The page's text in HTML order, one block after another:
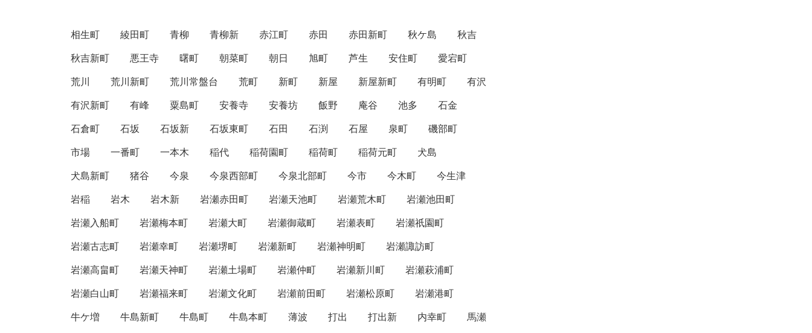
相生町 綾田町 青柳 青柳新 赤江町 赤田 赤田新町 秋ケ島
秋吉
秋吉新町
悪王寺 曙町 朝菜町 朝日 旭町 芦生 安住町
愛宕町
荒川
荒川新町 荒川常盤台 荒町 新町 新屋 新屋新町 有明町
有沢
有沢新町
有峰 粟島町 安養寺 安養坊 飯野 庵谷 池多
石金
石倉町
石坂 石坂新 石坂東町 石田 石渕 石屋 泉町
磯部町
市場
一番町 一本木 稲代 稲荷園町 稲荷町 稲荷元町
犬島
犬島新町
猪谷 今泉 今泉西部町 今泉北部町 今市 今木町
今生津
岩稲
岩木 岩木新 岩瀬赤田町 岩瀬天池町 岩瀬荒木町
岩瀬池田町
岩瀬入船町
岩瀬梅本町 岩瀬大町 岩瀬御蔵町 岩瀬表町
岩瀬祇園町
岩瀬古志町
岩瀬幸町 岩瀬堺町 岩瀬新町 岩瀬神明町
岩瀬諏訪町
岩瀬高畠町
岩瀬天神町 岩瀬土場町 岩瀬仲町 岩瀬新川町
岩瀬萩浦町
岩瀬白山町
岩瀬福来町 岩瀬文化町 岩瀬前田町 岩瀬松原町
岩瀬港町
牛ケ増
牛島新町 牛島町 牛島本町 薄波 打出 打出新 内幸町
馬瀬